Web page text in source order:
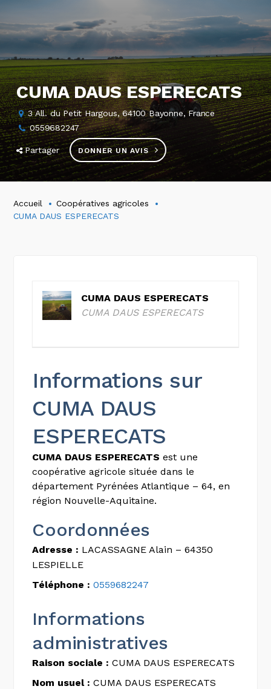
CUMA DAUS ESPERECATS
3 All. du Petit Hargous, 64100 Bayonne, France
0559682247
Partager DONNER UN AVIS
Accueil
Coopératives agricoles
CUMA DAUS ESPERECATS
CUMA DAUS ESPERECATS
CUMA DAUS ESPERECATS
Informations sur
CUMA DAUS
ESPERECATS
CUMA DAUS ESPERECATS est une
coopérative agricole située dans le
département Pyrénées Atlantique – 64, en
région Nouvelle-Aquitaine.
Coordonnées
Adresse : LACASSAGNE Alain – 64350
LESPIELLE
Téléphone : 0559682247
Informations
administratives
Raison sociale : CUMA DAUS ESPERECATS
Nom usuel : CUMA DAUS ESPERECATS